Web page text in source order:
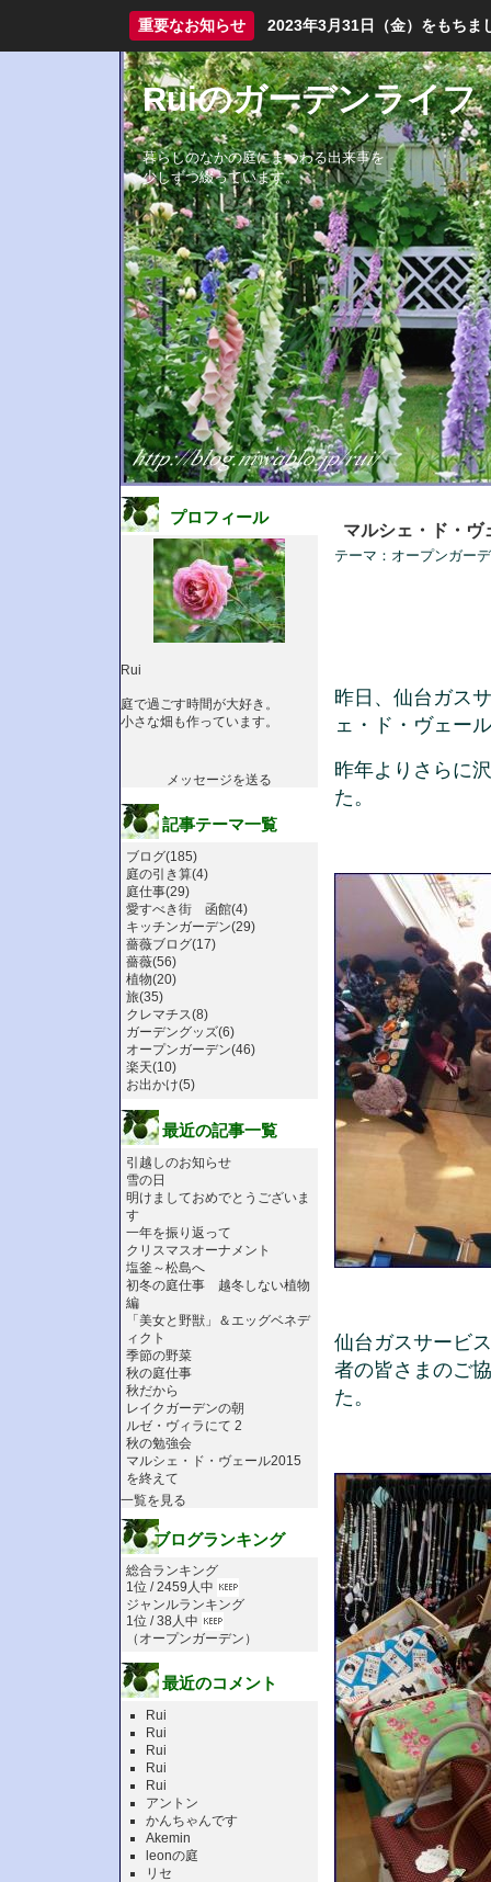
重要なお知らせ 2023年3月31日（金）をもちま
Ruiのガーデンライフ
暮らしのなかの庭にまつわる出来事を
少しずつ綴っています。
マルシェ・ド・ヴ
テーマ： オープンガー
昨日、仙台ガス
ェ・ド・ヴェー
昨年よりさらに
た。
仙台ガスサービ
者の皆さまのご
た。
プロフィール
Rui
庭で過ごす時間が大好き。
小さな畑も作っています。
メッセージを送る
記事テーマ一覧
ブログ(185)
庭の引き算(4)
庭仕事(29)
愛すべき街 函館(4)
キッチンガーデン(29)
薔薇ブログ(17)
薔薇(56)
植物(20)
旅(35)
クレマチス(8)
ガーデングッズ(6)
オープンガーデン(46)
楽天(10)
お出かけ(5)
最近の記事一覧
引越しのお知らせ
雪の日
明けましておめでとうございま
す
一年を振り返って
クリスマスオーナメント
塩釜～松島へ
初冬の庭仕事 越冬しない植物
編
「美女と野獣」＆エッグベネデ
ィクト
季節の野菜
秋の庭仕事
秋だから
レイクガーデンの朝
ルゼ・ヴィラにて 2
秋の勉強会
マルシェ・ド・ヴェール2015
を終えて
一覧を見る
ブログランキング
総合ランキング
1位 / 2459人中
ジャンルランキング
1位 / 38人中
（ オープンガーデン ）
最近のコメント
Rui
Rui
Rui
Rui
Rui
アントン
かんちゃんです
Akemin
leonの庭
リセ